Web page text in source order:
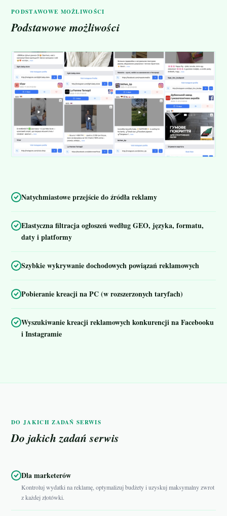
PODSTAWOWE MOŻLIWOŚCI
Podstawowe możliwości
Natychmiastowe przejście do źródła reklamy
Elastyczna filtracja ogłoszeń według GEO, języka, formatu,
daty i platformy
Szybkie wykrywanie dochodowych powiązań reklamowych
Pobieranie kreacji na PC (w rozszerzonych taryfach)
Wyszukiwanie kreacji reklamowych konkurencji na Facebooku
i Instagramie
DO JAKICH ZADAŃ SERWIS
Do jakich zadań serwis
Dla marketerów
Kontroluj wydatki na reklamę, optymalizuj budżety i uzyskuj maksymalny zwrot
z każdej złotówki.